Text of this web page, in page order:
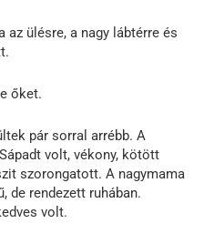
az ülésre, a nagy lábtérre és
őket.
pár sorral arrébb. A
volt, vékony, kötött
szorongatott. A nagymama
de rendezett ruhában.
volt.